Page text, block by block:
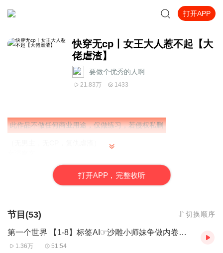
打开APP
快穿无cp丨女王大人惹不起【大
佬虐渣】
要做个优秀的人啊
21.83万 1433
此作品不做任何商业用途，仅做练习，若侵权私删
女主心里只有任务，多余的感情一分都没得O(∩_∩)O
不喜欢一开始的电子音的各位小伙伴，17集起更换电子音，因为主
大家不习惯的从17集开始听就行O(∩_∩)O
喜欢的话加入订阅，不喜欢退出就好。
日更一章，每章30分钟以上
打开APP，完整收听
节目(53) 切换顺序
第一个世界 【1-8】标签AI☞沙雕小师妹争做内卷第一人
1.36万 51:54